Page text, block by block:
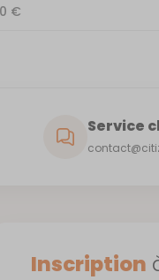
€
Service
Inscription